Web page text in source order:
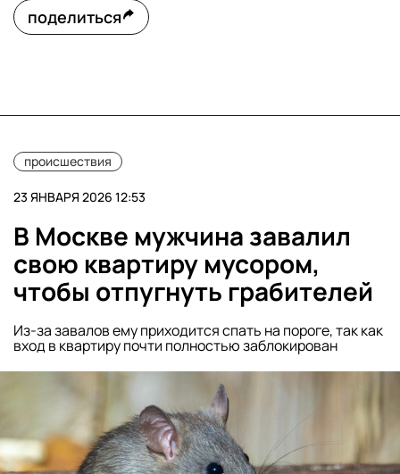
поделиться
происшествия
23 ЯНВАРЯ 2026 12:53
В Москве мужчина завалил
свою квартиру мусором,
чтобы отпугнуть грабителей
Из-за завалов ему приходится спать на пороге, так как
вход в квартиру почти полностью заблокирован